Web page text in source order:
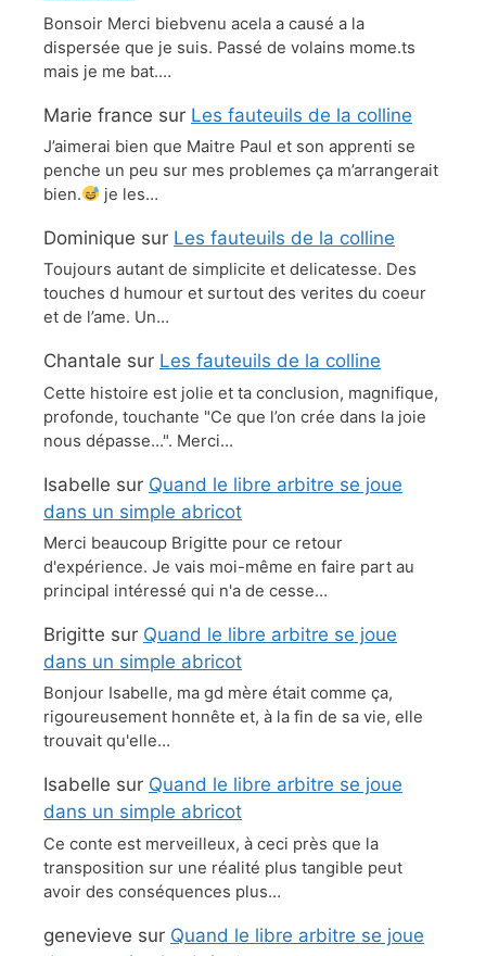
Bonsoir Merci biebvenu acela a causé a la
dispersée que je suis. Passé de volains mome.ts
mais je me bat.…
Marie france sur Les fauteuils de la colline
J’aimerai bien que Maitre Paul et son apprenti se
penche un peu sur mes problemes ça m’arrangerait
bien.
je les…
Dominique sur Les fauteuils de la colline
Toujours autant de simplicite et delicatesse. Des
touches d humour et surtout des verites du coeur
et de l’ame. Un…
Chantale sur Les fauteuils de la colline
Cette histoire est jolie et ta conclusion, magnifique,
profonde, touchante "Ce que l’on crée dans la joie
nous dépasse…". Merci…
Isabelle sur Quand le libre arbitre se joue
dans un simple abricot
Merci beaucoup Brigitte pour ce retour
d'expérience. Je vais moi-même en faire part au
principal intéressé qui n'a de cesse…
Brigitte sur Quand le libre arbitre se joue
dans un simple abricot
Bonjour Isabelle, ma gd mère était comme ça,
rigoureusement honnête et, à la fin de sa vie, elle
trouvait qu'elle…
Isabelle sur Quand le libre arbitre se joue
dans un simple abricot
Ce conte est merveilleux, à ceci près que la
transposition sur une réalité plus tangible peut
avoir des conséquences plus…
genevieve sur Quand le libre arbitre se joue